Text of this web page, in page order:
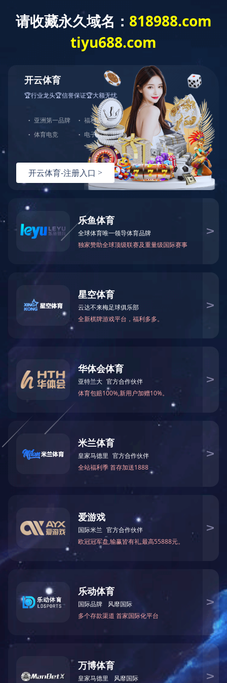
返回首页
返回
AEO认证
服务简介：
解决进出口企业认证难题，提供AEO申请、复审专项辅导，AEO专
题培训和咨询服务，提供帮助企业顺利通过海关认证 。
对企业进行全方位的综合审核、不符合事项整改跟踪和辅导、模拟
认证、协助企业办理申请手续、不定期进行政策资讯分享和宣导；
从内部控制、财务状况、守法规范、贸易安全等多角度对企业的内
部管理进行规范辅导，全面提升企业内部管理水平和实操水平，协
助企业通过复审认证；